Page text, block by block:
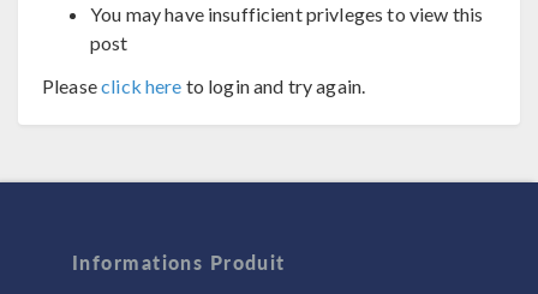
You may have insufficient privleges to view this
post
Pleaseclick here to login and try again.
Informations Produit